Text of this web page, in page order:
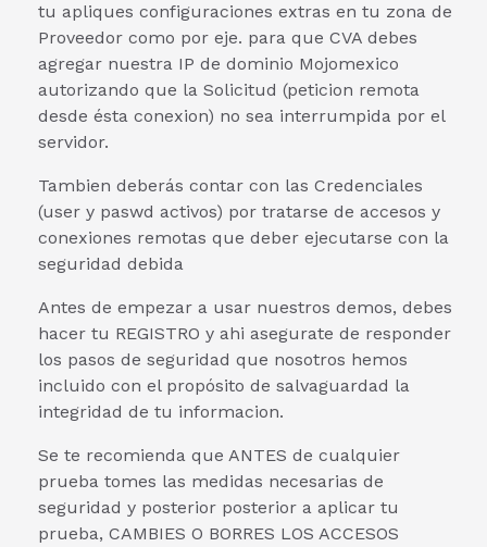
tu apliques configuraciones extras en tu zona de
Proveedor como por eje. para que CVA debes
agregar nuestra IP de dominio Mojomexico
autorizando que la Solicitud (peticion remota
desde ésta conexion) no sea interrumpida por el
servidor.
Tambien deberás contar con las Credenciales
(user y paswd activos) por tratarse de accesos y
conexiones remotas que deber ejecutarse con la
seguridad debida
Antes de empezar a usar nuestros demos, debes
hacer tu REGISTRO y ahi asegurate de responder
los pasos de seguridad que nosotros hemos
incluido con el propósito de salvaguardad la
integridad de tu informacion.
Se te recomienda que ANTES de cualquier
prueba tomes las medidas necesarias de
seguridad y posterior posterior a aplicar tu
prueba, CAMBIES O BORRES LOS ACCESOS